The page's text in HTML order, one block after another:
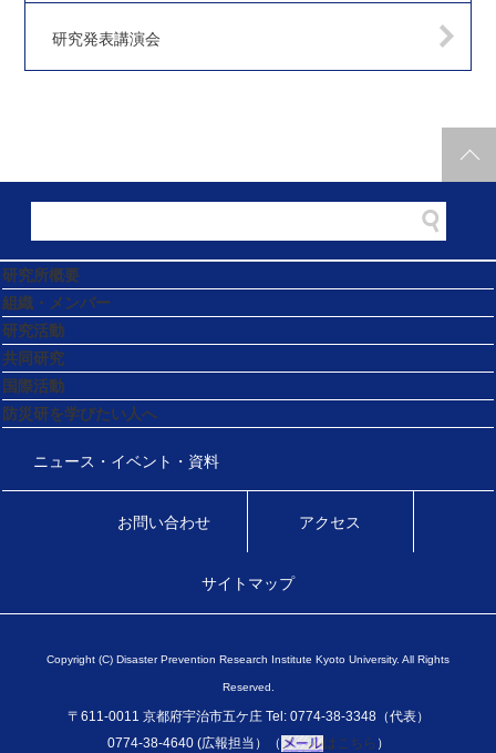
研究発表講演会
研究所概要
組織・メンバー
研究活動
共同研究
国際活動
防災研を学びたい人へ
ニュース・イベント・資料
お問い合わせ アクセス
サイトマップ
Copyright (C) Disaster Prevention Research Institute Kyoto University. All Rights
Reserved.
〒611-0011 京都府宇治市五ケ庄 Tel: 0774-38-3348（代表）
0774-38-4640 (広報担当）（
はこちら ）